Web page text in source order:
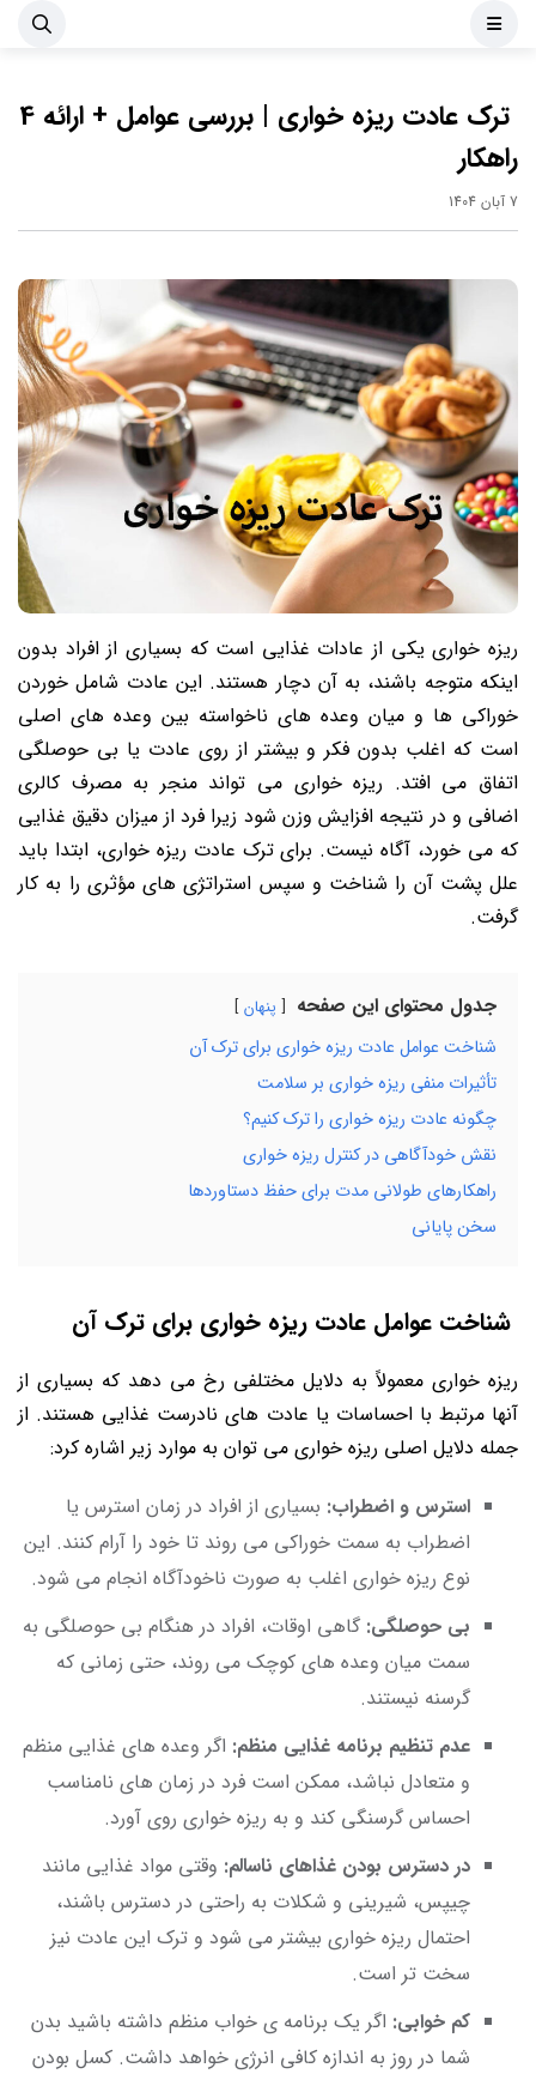
ترک عادت ریزه خواری | بررسی عوامل + ارائه 4
راهکار
7 آبان 1404
ریزه خواری یکی از عادات غذایی است که بسیاری از افراد بدون
اینکه متوجه باشند، به آن دچار هستند. این عادت شامل خوردن
خوراکی ها و میان وعده های ناخواسته بین وعده های اصلی
است که اغلب بدون فکر و بیشتر از روی عادت یا بی حوصلگی
اتفاق می افتد. ریزه خواری می تواند منجر به مصرف کالری
اضافی و در نتیجه افزایش وزن شود زیرا فرد از میزان دقیق غذایی
که می خورد، آگاه نیست. برای ترک عادت ریزه خواری، ابتدا باید
علل پشت آن را شناخت و سپس استراتژی های مؤثری را به کار
گرفت.
جدول محتوای این صفحه پنهان
شناخت عوامل عادت ریزه خواری برای ترک آن
تأثیرات منفی ریزه خواری بر سلامت
چگونه عادت ریزه خواری را ترک کنیم؟
نقش خودآگاهی در کنترل ریزه خواری
راهکارهای طولانی مدت برای حفظ دستاوردها
سخن پایانی
شناخت عوامل عادت ریزه خواری برای ترک آن
ریزه خواری معمولاً به دلایل مختلفی رخ می دهد که بسیاری از
آنها مرتبط با احساسات یا عادت های نادرست غذایی هستند. از
جمله دلایل اصلی ریزه خواری می توان به موارد زیر اشاره کرد:
استرس و اضطراب: بسیاری از افراد در زمان استرس یا
اضطراب به سمت خوراکی می روند تا خود را آرام کنند. این
نوع ریزه خواری اغلب به صورت ناخودآگاه انجام می شود.
بی حوصلگی: گاهی اوقات، افراد در هنگام بی حوصلگی به
سمت میان وعده های کوچک می روند، حتی زمانی که
گرسنه نیستند.
عدم تنظیم برنامه غذایی منظم: اگر وعده های غذایی منظم
و متعادل نباشد، ممکن است فرد در زمان های نامناسب
احساس گرسنگی کند و به ریزه خواری روی آورد.
در دسترس بودن غذاهای ناسالم: وقتی مواد غذایی مانند
چیپس، شیرینی و شکلات به راحتی در دسترس باشند،
احتمال ریزه خواری بیشتر می شود و ترک این عادت نیز
سخت تر است.
کم خوابی: اگر یک برنامه ی خواب منظم داشته باشید بدن
شما در روز به اندازه کافی انرژی خواهد داشت. کسل بودن